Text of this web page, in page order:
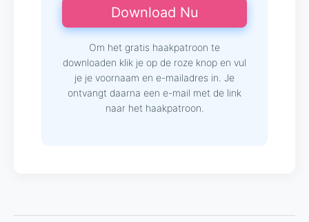
Download Nu
Om het gratis haakpatroon te
downloaden klik je op de roze knop en vul
je je voornaam en e-mailadres in. Je
ontvangt daarna een e-mail met de link
naar het haakpatroon.